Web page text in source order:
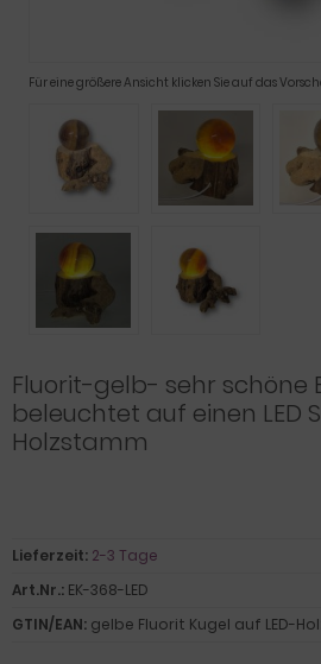
Für eine größere Ansicht klicken Sie auf das
Fluorit-gelb- sehr schöne
beleuchtet auf einen LED
Holzstamm
Lieferzeit: 2-3 Tage
Art.Nr.: EK-368-LED
GTIN/EAN: gelbe Fluorit Kugel auf LED-